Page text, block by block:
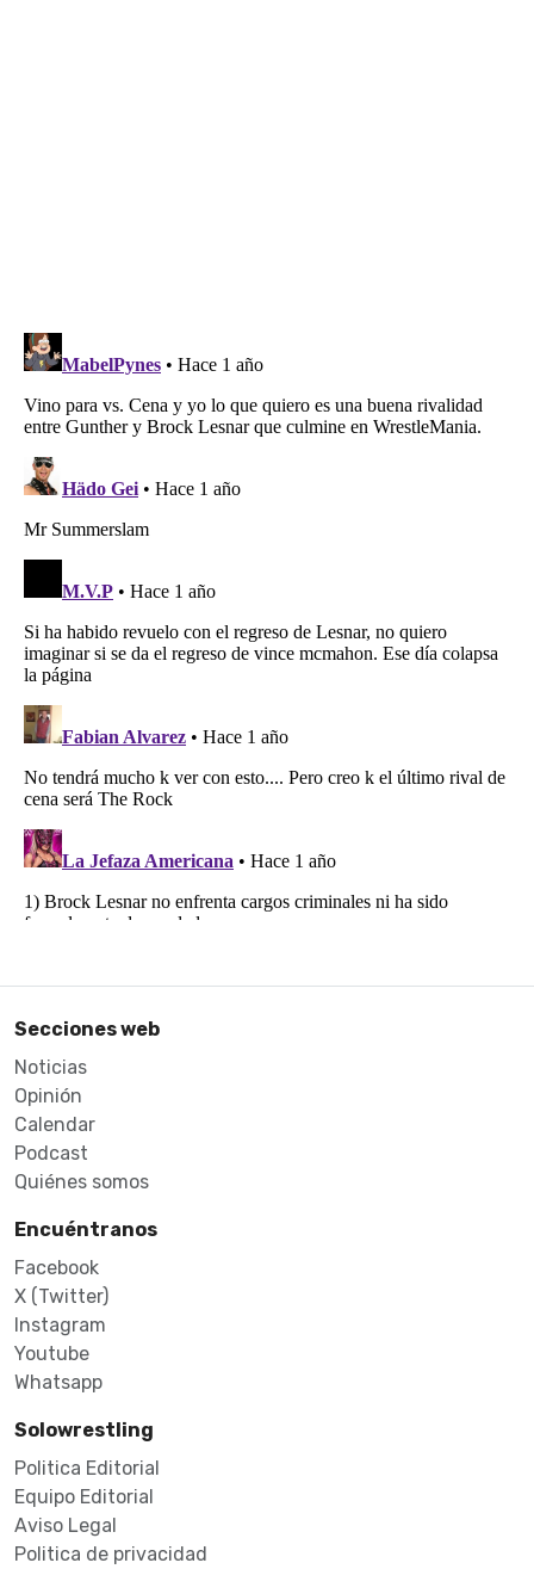
Secciones web
Noticias
Opinión
Calendar
Podcast
Quiénes somos
Encuéntranos
Facebook
X (Twitter)
Instagram
Youtube
Whatsapp
Solowrestling
Politica Editorial
Equipo Editorial
Aviso Legal
Politica de privacidad